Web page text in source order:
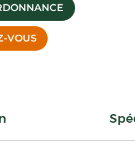
VOUS